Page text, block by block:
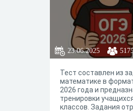
23.06.2025
Тест составлен из
математике в
2026 года и
тренировки
классов. Задания